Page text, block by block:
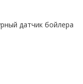
датчик бойлера